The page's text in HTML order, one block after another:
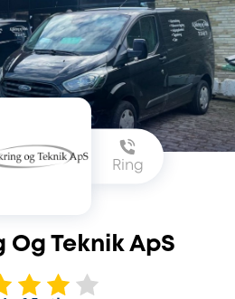
Ring
Og Teknik ApS